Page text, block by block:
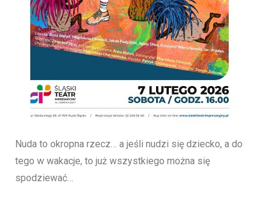
Nuda to okropna rzecz… a jeśli nudzi się dziecko, a do
tego w wakacje, to już wszystkiego można się
spodziewać…